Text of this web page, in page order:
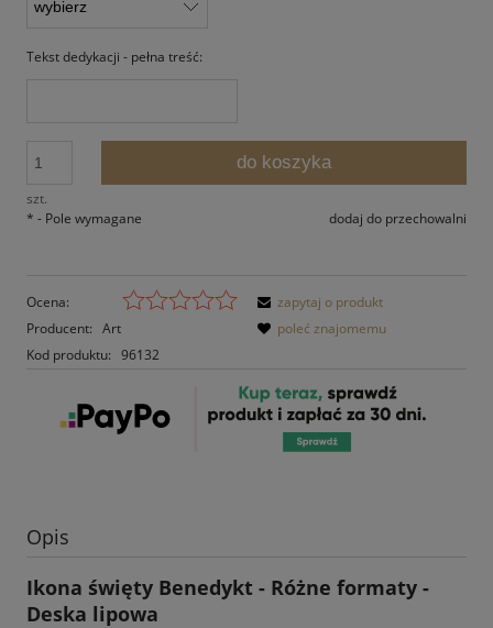
Tekst dedykacji - pełna treść:
szt.
do koszyka
dodaj do przechowalni
* - Pole wymagane
Ocena:
Producent: Art
Kod produktu: 96132
zapytaj o produkt
poleć znajomemu
Opis
Ikona święty Benedykt - Różne formaty -
Deska lipowa